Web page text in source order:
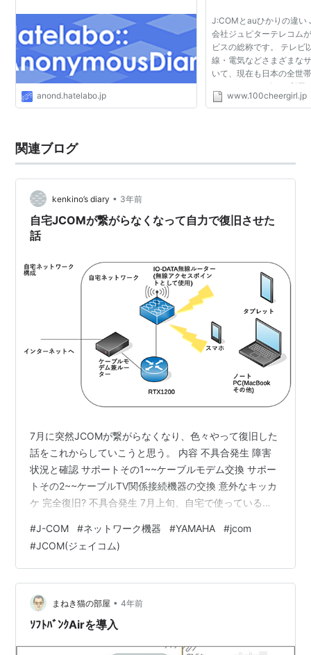
anond.hatelabo.jp
J:COMとauひかりの違い
会社ジュピターテレコム
ビスの総称です。 テレビ
線・電気などさまざまな
いて、現在も日本の全世
J:COMのサービスを利用
います。 また、J:COM
www.100cheergirl.jp
関連ブログ
kenkino’s diary • 3年前
自宅JCOMが繋がらなくなって自力で復旧させた
話
7月に突然JCOMが繋がらなくなり、色々やって復旧した
話をこれからしていこうと思う。 内容 不具合発生 障害
状況と確認 サポートその1~~ケーブルモデム交換 サポー
トその2~~ケーブルTV関係接続機器の交換 意外なキッカ
ケ 完全復旧? 不具合発生 7月上旬、自宅で使っている
ネットワークエラーで途中終了し「なんだダウンロード
失敗したか、再度ダウンロードだな」とダウンロードを
かけたところ今度は全くダウンロードができず「サーバ
が混んでるか、混むのが解消するまでSNSでも見るか」
とSNSのビューワーを立ち上げたらこちらも接続できな
いという表示…
#J-COM #ネットワーク機器 #YAMAHA #jcom
#JCOM(ジェイコム)
まねき猫の部屋 • 4年前
ｿﾌﾄﾊﾞﾝｸAirを導入